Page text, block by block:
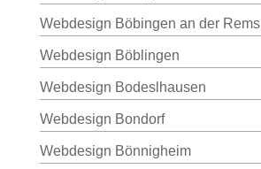
Webdesign Böbingen an der Rems
Webdesign Böblingen
Webdesign Bodeslhausen
Webdesign Bondorf
Webdesign Bönnigheim